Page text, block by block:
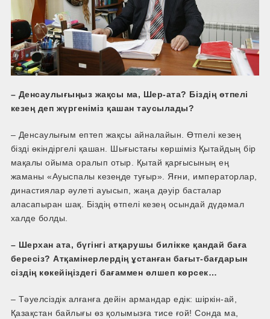
– Денсаулығыңыз жақсы ма, Шер-ата? Біздің өтпелі
кезең деп жүргеніміз қашан таусылады?
– Денсаулығым ептеп жақсы айналайын. Өтпелі кезең
бізді өкіндіргелі қашан. Шығыстағы көршіміз Қытайдың бір
мақалы ойыма оралып отыр. Қытай қарғысының ең
жаманы «Ауыспалы кезеңде туғыр». Яғни, императорлар,
династиялар әулеті ауысып, жаңа дәуір басталар
аласапыран шақ. Біздің өтпелі кезең осындай дүдәмал
халде болды.
– Шерхан ата, бүгінгі атқарушы билікке қандай баға
бересіз? Атқамінерлердің ұстанған бағыт-бағдарын
сіздің көкейіңіздегі бағаммен өлшеп көрсек…
– Тәуелсіздік алғанға дейін армандар едік: шіркін-ай,
Қазақстан байлығы өз қолымызға тисе ғой! Сонда ма,